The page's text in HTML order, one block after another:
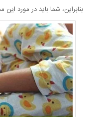
بنابراین، شما باید در مورد